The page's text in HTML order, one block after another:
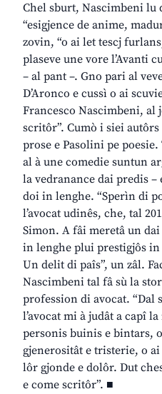
Chel sburt, Nascimbeni lu
“esigjence de anime,
zovin, “o ai let tescj
plaseve une vore l’Avanti
– al pant –. Gno pari al
D’Aronco e cussì o ai
Francesco Nascimbeni, al
scritôr”. Cumò i siei
prose e Pasolini pe
al à une comedie suntun
la vedranance dai predis
doi in lenghe. “Sperìn di
l’avocat udinês, che, tal
Simon. A fâi meretâ un
in lenghe plui prestigjôs in
Un delit di paîs”, un zâl.
Nascimbeni tal fâ sù la
profession di avocat. “Dal
l’avocat mi à judât a capî
personis buinis e bintars,
gjenerositât e tristerie, o
lôr gjonde e dolôr. Dut
e come scritôr”. ■